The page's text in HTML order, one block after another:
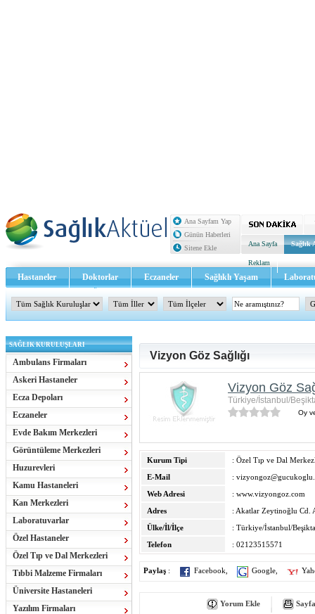
Ana Sayfam Yap
Günün Haberleri
Sitene Ekle
Ana Sayfa Sağlık
Reklam
Hastaneler Doktorlar Eczaneler Sağlıklı Yaşam
Sağlık TV - Video İletişim
SAĞLIK KURULUŞLARI
Ambulans Firmaları
Askeri Hastaneler
Ecza Depoları
Eczaneler
Evde Bakım Merkezleri
Görüntüleme Merkezleri
Huzurevleri
Kamu Hastaneleri
Kan Merkezleri
Laboratuvarlar
Özel Hastaneler
Özel Tıp ve Dal Merkezleri
Tıbbi Malzeme Firmaları
Üniversite Hastaneleri
Yazılım Firmaları
Vizyon Göz Sağlığı
Vizyon Göz
Türkiye/İstanbul/
Oy
Kurum Tipi
: Özel Tıp ve Dal
E-Mail
:
Web Adresi
: www.vizyongoz.com
Adres
: Akatlar Zeytinoğlu Cd.
Ülke/İl/İlçe
: Türkiye/İstanbul/
Telefon
: 02123515571
Paylaş : Facebook Google
Yorum Ekle